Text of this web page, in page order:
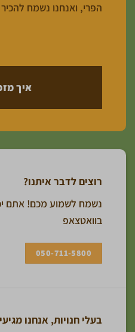
הפרי, ואנחנו נשמח
איך
רוצים לדבר איתנו?
נשמח לשמוע מכם! אתם
בוואטצאפ
050-711-5800
בעלי חנויות, אנחנו